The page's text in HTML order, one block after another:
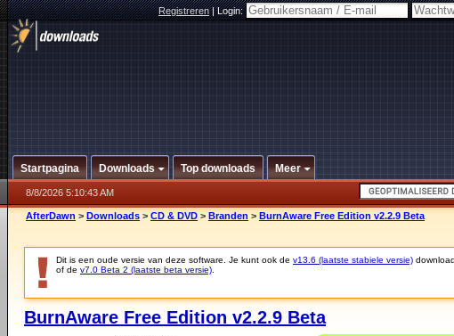
Registreren|Login:
Startpagina Downloads Top downloads Meer
8/8/2026 5:10:43 AM
AfterDawn > Downloads > CD & DVD > Branden > BurnAware Free Edition v2.2.9 Beta
Dit is een oude versie van deze software. Je kunt ook de v13.6 (laatste stabiele versie)
of de v7.0 Beta 2 (laatste beta versie)
BurnAware Free Edition v2.2.9 Beta